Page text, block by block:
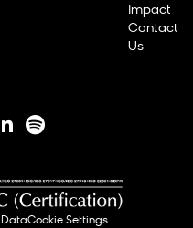
Impact
Contact
Us
DataCookie Settings